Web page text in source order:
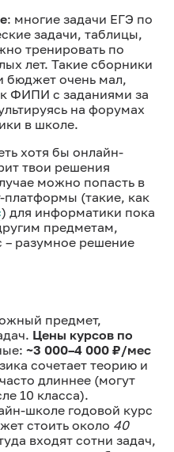
: многие задачи ЕГЭ по
задачи, таблицы,
тренировать по
лет. Такие сборники
бюджет очень мал,
ФИПИ с заданиями за
на форумах
в школе.
хотя бы онлайн-
твои решения
можно попасть в
(такие, как
) для информатики пока
предметам,
– разумное решение
предмет,
Цены курсов по
~3 000–4 000 ₽/мес
сочетает теорию и
длиннее (могут
10 класса).
школе годовой курс
стоить около 40
входят сотни задач,